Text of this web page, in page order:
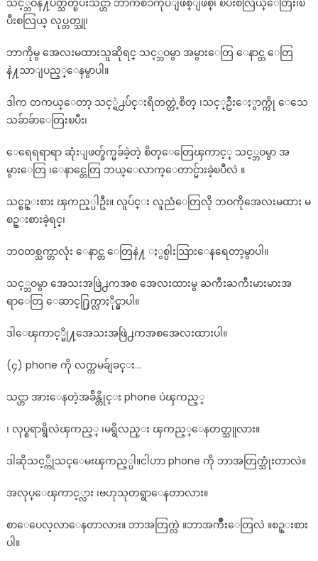
သင့္ဘဝနဲ႔ပတ္သတ္ၿပီးသင္ဟာ ဘာကိစၥကိုပဲျဖစ္ျဖစ္၊ ၿပီးစလြယ္ေတြး၊ၿ
ပီးစလြယ္ လုပ္တတ္သူ၊
ဘာကိုမွ အေလးမထားသူဆိုရင္ သင့္ဘဝမွာ အမွားေတြ ေနာင္တ ေတြ
နဲ႔သာျပည့္ေနမွာပါ။
ဒါက တကယ္ေတာ့ သင့္ရဲ႕ပ်င္းရိတတ္တဲ့စိတ္ ၊သင့္ဦးေႏွာက္ကို ေသေ
သခ်ာခ်ာေတြးၿပီး၊
ေရေရရာရာ ဆုံးျဖတ္ခ်က္မခ်ခဲ့တဲ့ စိတ္ေတြေၾကာင့္ သင့္ဘဝမွာ အ
မွားေတြ ၊ေနာင္တေတြ ဘယ္ေလာက္ေတာင္မ်ားခဲ့ၿပီလဲ ။
သင္စဥ္းစား ၾကည့္ပါဦး။ လူပ်င္း လူညံေတြလို ဘဝကိုအေလးမထား မ
စဥ္းစားခဲ့ရင္၊
ဘဝတစ္သက္တာလုံး ေနာင္တ ေတြနဲ႔ ႏွစ္ပါးသြားေနရေတာ့မွာပါ။
သင့္ဘဝမွာ အေသးအဖြဲ႕ကအစ အေလးထားမွ ႀကီးႀကီးမားမားအ
ရာေတြ ေဆာင္႐ြက္လာႏိုင္မွာပါ။
ဒါေၾကာင့္မို႔အေသးအဖြဲ႕ကအစအေလးထားပါ။
(၄) phone ကို လက္ကမခ်ျခင္း…
သင္ဟာ အားေနတဲ့အခ်ိန္တိုင္း phone ပဲၾကည့္
၊ လုပ္စရာရွိလဲၾကည့္ ၊မရွိလည္း ၾကည့္ေနတတ္သူလား။
ဒါဆိုသင့္ကိုသင္ေမးၾကည့္ပါ။ငါဟာ phone ကို ဘာအတြက္သုံးတာလဲ။
အလုပ္ေၾကာင့္လား ၊ဗဟုသုတရွာေနတာလား။
စာေပေလ့လာေနတာလား။ ဘာအတြက္လဲ ။ဘာအက်ိဳးေတြလဲ ။စဥ္းစား
ပါ။